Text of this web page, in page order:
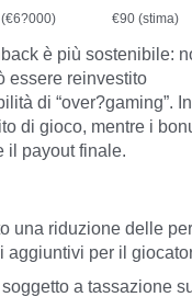
€90 (stima)
è più sostenibile:
essere reinvestito
di “over?gaming”.
di gioco, mentre i
il payout finale.
una riduzione delle
aggiuntivi per il
a tassazione